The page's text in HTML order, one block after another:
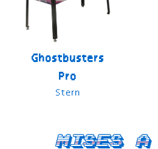
Ghostbusters
Pro
Stern
Mises